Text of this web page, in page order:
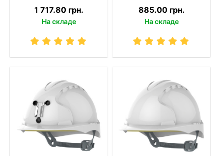
1 717.80 грн.
На складе
885.00 грн.
На складе